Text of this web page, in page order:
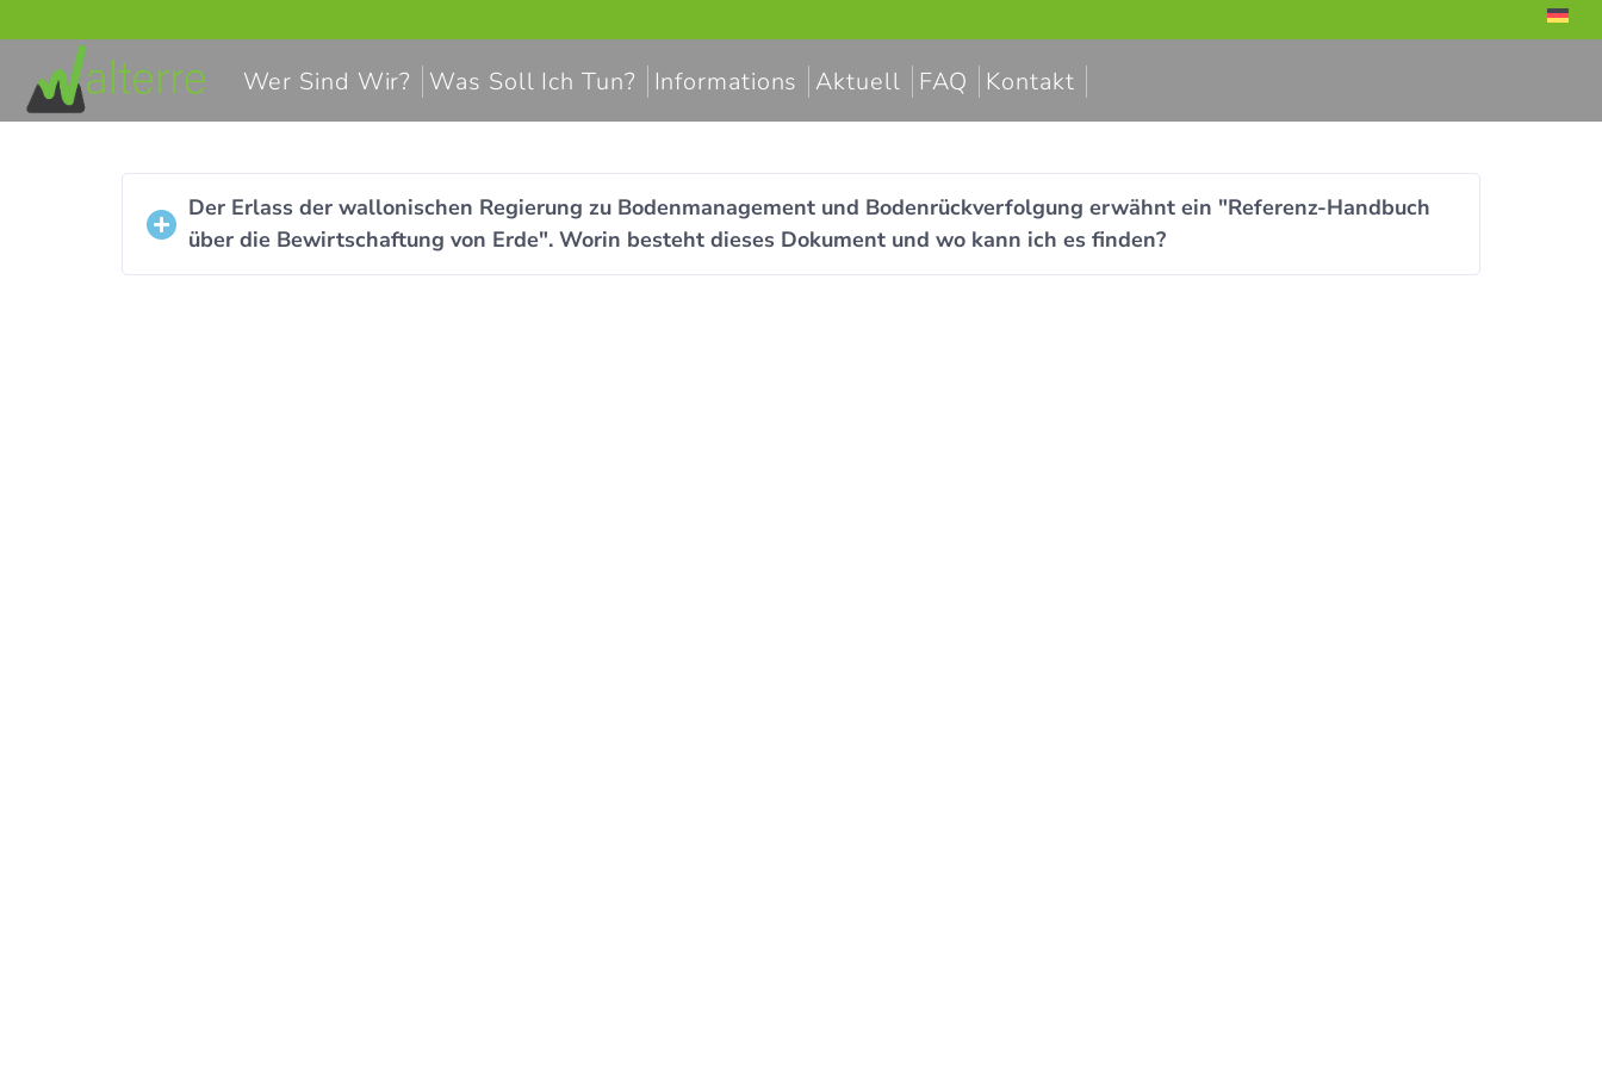
Wer Sind Wir? Was Soll Ich Tun? Informations Aktuell FAQ Kontakt
Der Erlass der wallonischen Regierung zu Bodenmanagement und Bodenrückverfolgung erwähnt ein "Referenz-Handbuch
über die Bewirtschaftung von Erde". Worin besteht dieses Dokument und wo kann ich es finden?